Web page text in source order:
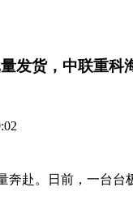
发货，中联重科
赴。日前，一台台